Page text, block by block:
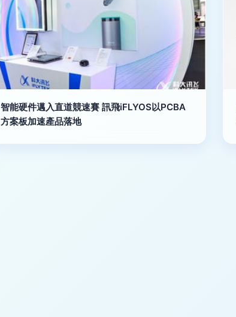
智能硬件邁入直道競速賽 訊飛iFLYOS以PCBA
方案板加速產品落地